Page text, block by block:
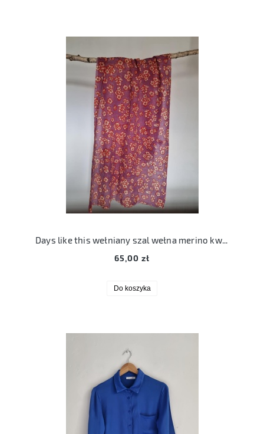
Days like this wełniany szal wełna merino kwiatuszki
65,00 zł
Do koszyka